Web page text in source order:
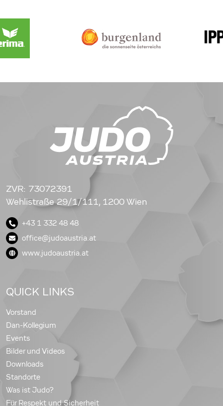
ZVR: 73072391
Wehlistraße 29/1/111, 1200 Wien
+43 1 332 48 48
office@judoaustria.at
www.judoaustria.at
QUICK LINKS
Vorstand
Dan-Kollegium
Events
Bilder und Videos
Downloads
Standorte
Was ist Judo?
Für Respekt und Sicherheit